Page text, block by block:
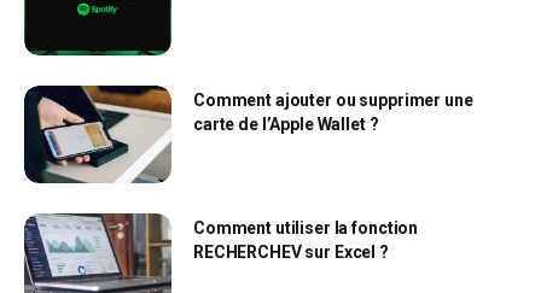
Comment ajouter ou supprimer une
carte de l’Apple Wallet ?
Comment utiliser la fonction
RECHERCHEV sur Excel ?